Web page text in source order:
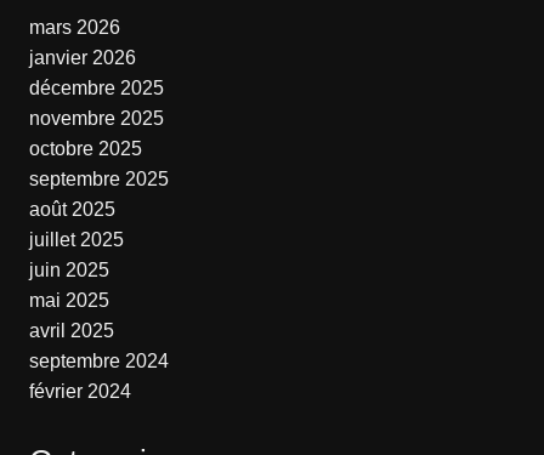
mars 2026
janvier 2026
décembre 2025
novembre 2025
octobre 2025
septembre 2025
août 2025
juillet 2025
juin 2025
mai 2025
avril 2025
septembre 2024
février 2024